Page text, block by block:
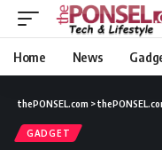
Home News
thePONSEL.com >
GADGET